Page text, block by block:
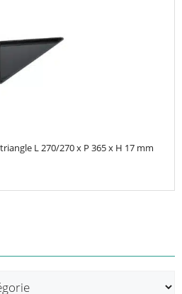
L 270/270 x P 365 x H 17 mm